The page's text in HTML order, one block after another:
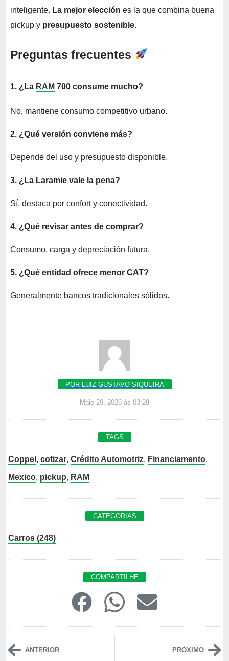
inteligente. La mejor elección es la que combina buena
pickup y presupuesto sostenible.
Preguntas frecuentes
1. ¿La RAM 700 consume mucho?
No, mantiene consumo competitivo urbano.
2. ¿Qué versión conviene más?
Depende del uso y presupuesto disponible.
3. ¿La Laramie vale la pena?
Sí, destaca por confort y conectividad.
4. ¿Qué revisar antes de comprar?
Consumo, carga y depreciación futura.
5. ¿Qué entidad ofrece menor CAT?
Generalmente bancos tradicionales sólidos.
POR LUIZ GUSTAVO SIQUEIRA
Maio 29, 2026 às 03:28
TAGS
Coppel , cotizar, Crédito Automotriz, Financiamento,
Mexico, pickup, RAM
CATEGORIAS
Carros (248)
COMPARTILHE
ANTERIOR PRÓXIMO